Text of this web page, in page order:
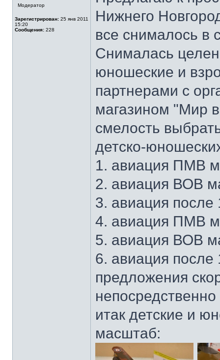
Модератор
Зарегистрирован: 25 янв 2011
15:20
Сообщения: 228
Нижнего
все снималось в
Снималась
юношеские и
партнерами с
магазином "Мир
смелость
детско-
1. авиация ПМВ
2. авиация ВОВ
3. авиация
4. авиация ПМВ
5. авиация ВОВ
6. авиация после
предложения
итак детские и
масштаб: